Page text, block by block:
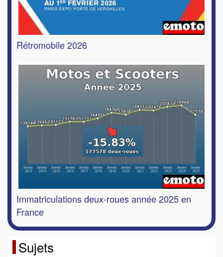
Rétromobile 2026
Immatriculations deux-roues année 2025 en
France
Sujets